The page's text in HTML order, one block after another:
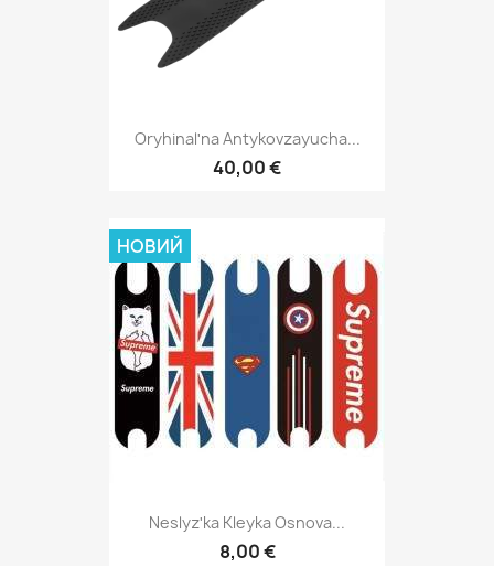
Oryhinalʹna Antykovzayucha...
40,00 €
Neslyzʹka Kleyka Osnova...
8,00 €
НОВИЙ